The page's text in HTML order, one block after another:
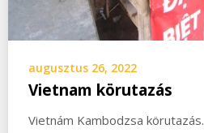
augusztus 26, 2022
Vietnam körutazás
Vietnám Kambodzsa körutazás.